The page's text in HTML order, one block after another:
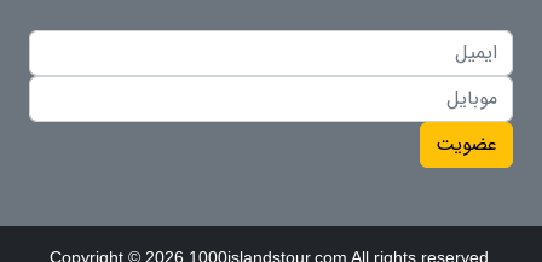
عضویت
Copyright © 2026 1000islandstour.com All rights reserved.